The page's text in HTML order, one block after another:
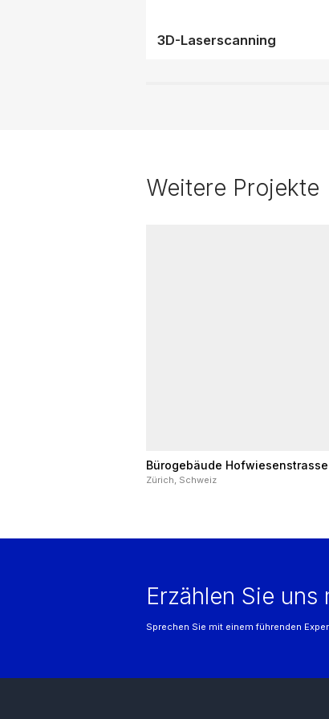
3D-Laserscanning
Weitere Projekte
Bürogebäude
Zürich, Schweiz
Erzählen Sie
Sprechen Sie mit einem führenden